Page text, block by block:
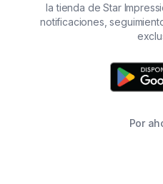
la tienda de Star
notificaciones,
Por